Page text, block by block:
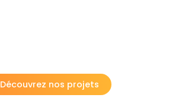
Découvrez nos projets